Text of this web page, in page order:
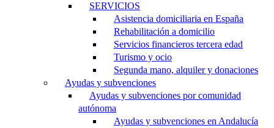
SERVICIOS
Asistencia domiciliaria en España
Rehabilitación a domicilio
Servicios financieros tercera edad
Turismo y ocio
Segunda mano, alquiler y donaciones
Ayudas y subvenciones
Ayudas y subvenciones por comunidad
autónoma
Ayudas y subvenciones en Andalucía